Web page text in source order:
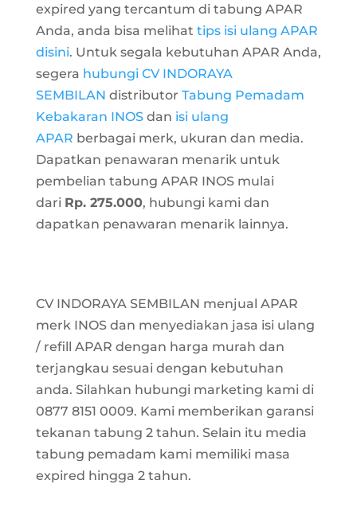
expired yang tercantum di tabung APAR
Anda, anda bisa melihat tips isi ulang APAR
disini. Untuk segala kebutuhan APAR Anda,
segera hubungi CV INDORAYA
SEMBILAN distributor Tabung Pemadam
Kebakaran INOSdan isi ulang
APAR berbagai merk, ukuran dan media.
Dapatkan penawaran menarik untuk
pembelian tabung APAR INOS mulai
dari Rp. 275.000, hubungi kami dan
dapatkan penawaran menarik lainnya.
CV INDORAYA SEMBILAN menjual APAR
merk INOS dan menyediakan jasa isi ulang
/ refill APAR dengan harga murah dan
terjangkau sesuai dengan kebutuhan
anda. Silahkan hubungi marketing kami di
0877 8151 0009. Kami memberikan garansi
tekanan tabung 2 tahun. Selain itu media
tabung pemadam kami memiliki masa
expired hingga 2 tahun.